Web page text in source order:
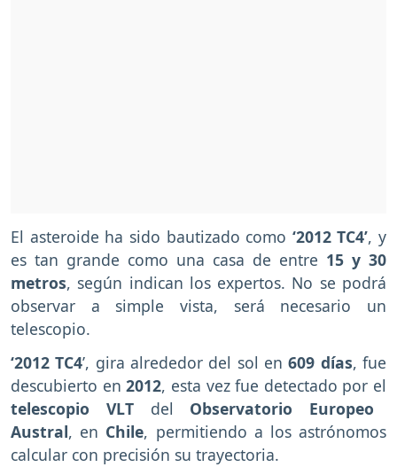
El asteroide ha sido bautizado como ‘2012 TC4’, y
es tan grande como una casa de entre 15 y 30
metros, según indican los expertos. No se podrá
observar a simple vista, será necesario un
telescopio.
‘2012 TC4’, gira alrededor del sol en609 días, fue
descubierto en2012, esta vez fue detectado por el
telescopio VLTdel Observatorio Europeo
Austral, en Chile, permitiendo a los astrónomos
calcular con precisión su trayectoria.